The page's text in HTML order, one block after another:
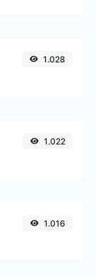
1.028
1.022
1.016